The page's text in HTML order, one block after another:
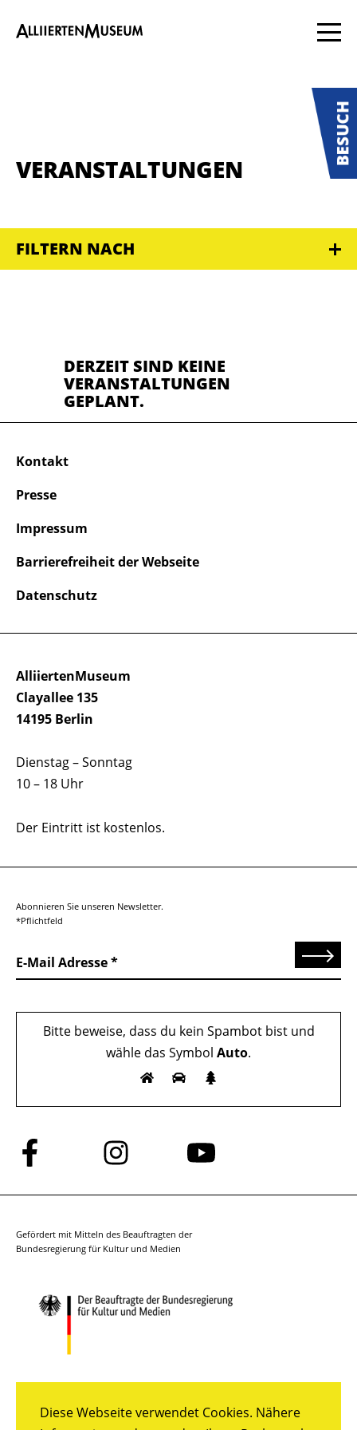
Diese Webseite verwendet Cookies. Nähere
VERANSTALTUNGEN
FILTERN NACH
DERZEIT SIND KEINE
VERANSTALTUNGEN
GEPLANT.
AlliiertenMuseum
Clayallee 135
14195 Berlin
Dienstag – Sonntag
10 – 18 Uhr
Der Eintritt ist kostenlos.
Kontakt
Presse
Impressum
Barrierefreiheit der Webseite
Datenschutz
Abonnieren Sie unseren Newsletter.
*Pflichtfeld
E-Mail Adresse Senden
Bitte beweise, dass du kein Spambot bist und
wähle das Symbol Auto.
Folge
uns
auf
Folge
uns
auf
Folge
auf
Gefördert mit Mitteln des Beauftragten der
Bundesregierung für Kultur und Medien